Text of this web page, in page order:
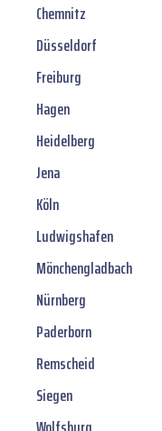
Chemnitz
Düsseldorf
Freiburg
Hagen
Heidelberg
Jena
Köln
Ludwigshafen
Mönchengladbach
Nürnberg
Paderborn
Remscheid
Siegen